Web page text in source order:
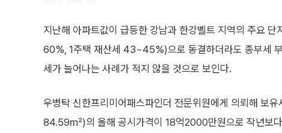
지난해 아파트값이 급등한 강남과 한강벨트 지역의 주요
60%, 1주택 재산세 43~45%)으로 동결하더라도 종부세
세가 늘어나는 사례가 적지 않을 것으로 보인다.
우병탁 신한프리미어패스파인더 전문위원에게 의뢰해 보
84.59㎡)의 올해 공시가격이 18억2000만원으로 작년보